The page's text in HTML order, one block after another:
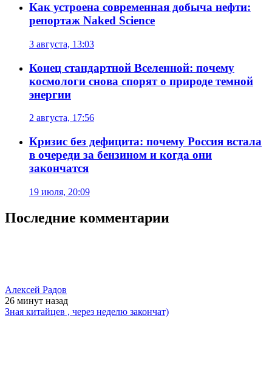
Как устроена современная добыча нефти:
репортаж Naked Science
3 августа, 13:03
Конец стандартной Вселенной: почему
космологи снова спорят о природе темной
энергии
2 августа, 17:56
Кризис без дефицита: почему Россия встала
в очереди за бензином и когда они
закончатся
19 июля, 20:09
Последние комментарии
Алексей Радов
26 минут назад
Зная китайцев , через неделю закончат)